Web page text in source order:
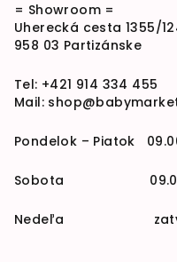
= Showroom =
Uherecká cesta 1355/
958 03 Partizánske
Tel: +421 914 334 455
Mail:
Pondelok – Piatok
Sobota 09.00 –
Nedeľa